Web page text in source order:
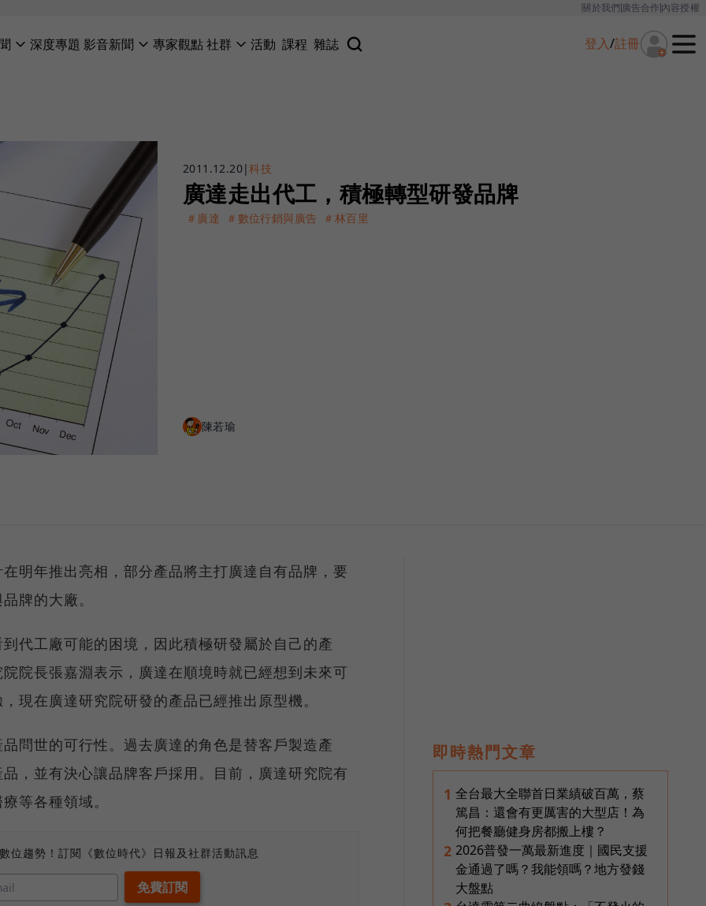
關於我們廣告合作內容授權
深度專題 影音新聞 專家觀點社群 活動 課程 雜誌 登入/註冊
2011.12.20|科技
廣達走出代工，積極轉型研發品牌
＃廣達 ＃數位行銷與廣告 ＃林百里
陳若瑜
明年推出亮相，部分產品將主打廣達自有品牌，要
牌的大廠。
代工廠可能的困境，因此積極研發屬於自己的產
院長張嘉淵表示，廣達在順境時就已經想到未來可
現在廣達研究院研發的產品已經推出原型機。
問世的可行性。過去廣達的角色是替客戶製造產
，並有決心讓品牌客戶採用。目前，廣達研究院有
等各種領域。
位趨勢！訂閱《數位時代》日報及社群活動訊息
即時熱門文章
1 全台最大全聯首日業績破百萬，蔡
篤昌：還會有更厲害的大型店！為
何把餐廳健身房都搬上樓？
2 2026普發一萬最新進度｜國民支援
金通過了嗎？我能領嗎？地方發錢
大盤點